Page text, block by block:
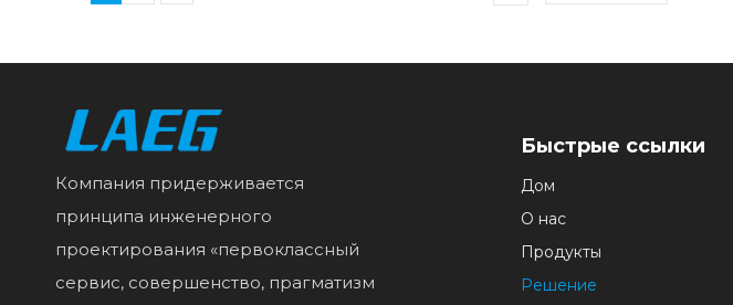
Компания придерживается
принципа инженерного
проектирования «первоклассный
сервис, совершенство, прагматизм
Быстрые ссылки
Дом
О нас
Продукты
Решение